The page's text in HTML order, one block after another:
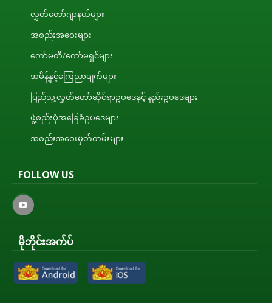
လွှတ်တော်ဂျာနယ်များ
အစည်းအဝေးများ
ကော်မတီ/ကော်မရှင်များ
အမိန့်နှင့်ကြေညာချက်များ
ပြည်သူ့လွှတ်တော်ဆိုင်ရာဥပဒေနှင့် နည်းဥပဒေများ
ဖွဲ့စည်းပုံအခြေခံဥပဒေများ
အစည်းအဝေးမှတ်တမ်းများ
FOLLOW US
မိုဘိုင်းအက်ပ်